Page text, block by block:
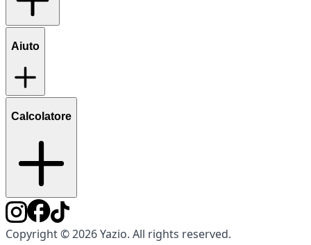
Aiuto
Calcolatore
Copyright © 2026 Yazio. All rights reserved.